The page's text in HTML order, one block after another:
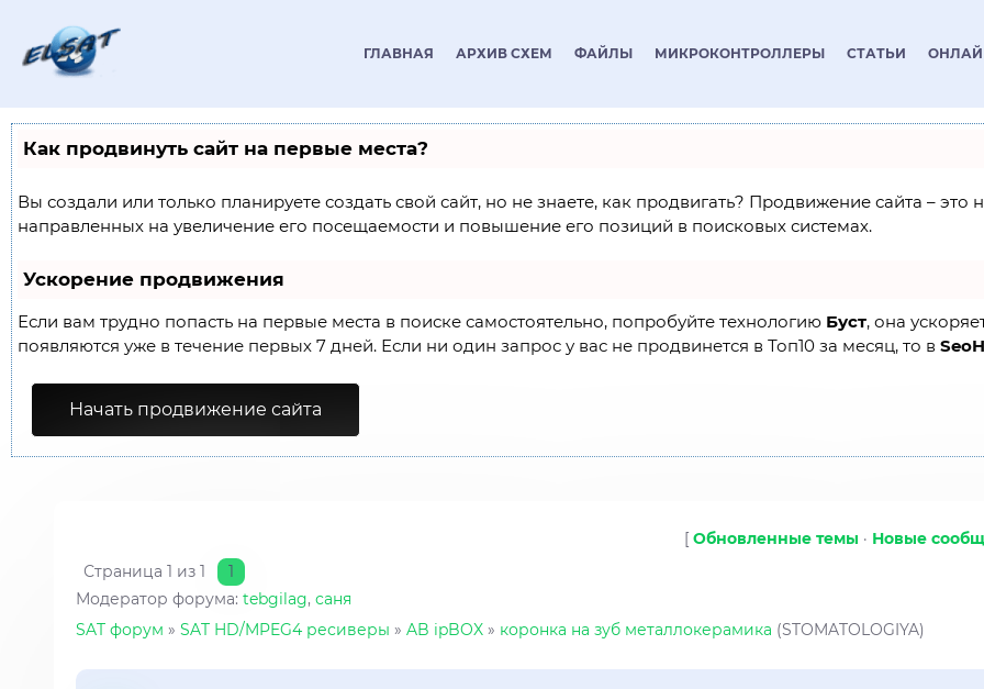
ГЛАВНАЯ АРХИВ СХЕМ ФАЙЛЫ МИКРОКОНТРОЛЛЕРЫ СТАТЬИ
Как продвинуть сайт на первые места?
Вы создали или только планируете создать свой сайт, но не знаете, как продвигать? Продвижение сайта –
направленных на увеличение его посещаемости и повышение его позиций в поисковых системах.
Ускорение продвижения
Если вам трудно попасть на первые места в поиске самостоятельно, попробуйте технологию Буст, она
появляются уже в течение первых 7 дней. Если ни один запрос у вас не продвинется в Топ10 за месяц, то в
Начать продвижение сайта
[ Обновленные темы · Новые
Страница 1 из 1
1
Модератор форума: tebgilag, саня
SAT форум » SAT HD/MPEG4 ресиверы » AB ipBOX » коронка на зуб металлокерамика (STOMATOLOGIYA)